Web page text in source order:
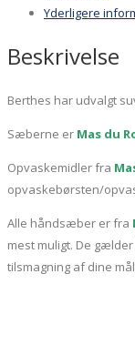
antal
Yderligere
Beskrivelse
Berthes har udvalgt
Sæberne er Mas du
Opvaskemidler fra
opvaskebørsten/
Alle håndsæber er fra
mest muligt. De
tilsmagning af dine